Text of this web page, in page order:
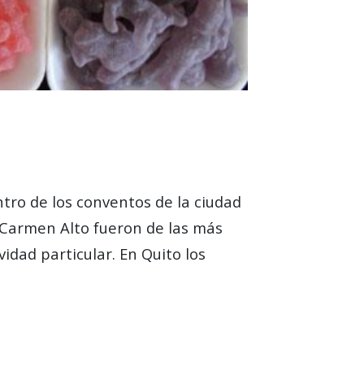
de los conventos de la ciudad
Alto fueron de las más
particular. En Quito los